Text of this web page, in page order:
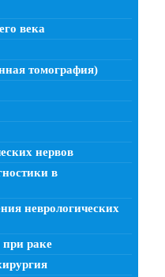
века
томография)
нервов
в
неврологических
при раке